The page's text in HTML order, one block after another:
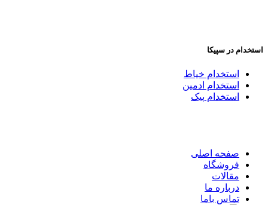
استخدام در سپیکا
استخدام خیاط
استخدام ادمین
استخدام پیک
صفحه اصلی
فروشگاه
مقالات
درباره ما
تماس باما